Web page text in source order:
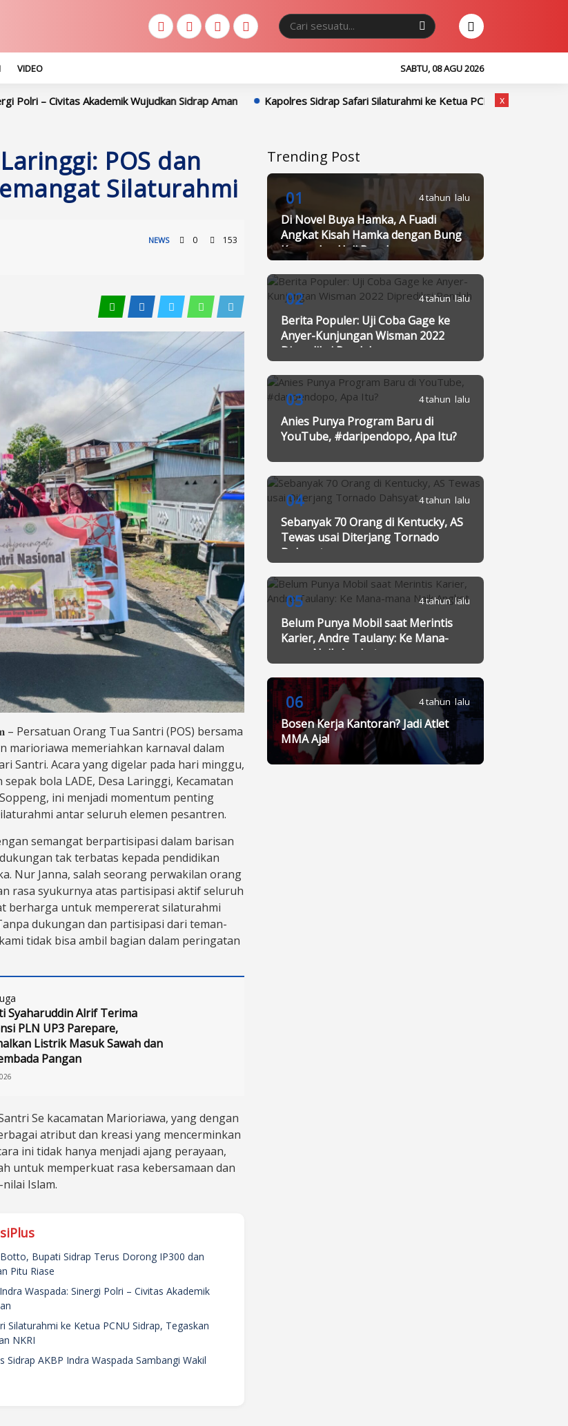
VIDEO SABTU, 08 AGU 2026
Akademik Wujudkan Sidrap Aman Kapolres Sidrap Safari Silaturahmi ke Ketua PCNU Sidrap, Tegaskan Sinergi
POS dan
Silaturahmi
NEWS 0 153
– Persatuan Orang Tua Santri (POS) bersama
marioriawa memeriahkan karnaval dalam
Santri. Acara yang digelar pada hari minggu,
bola LADE, Desa Laringgi, Kecamatan
ini menjadi momentum penting
antar seluruh elemen pesantren.
semangat berpartisipasi dalam barisan
tak terbatas kepada pendidikan
Nur Janna, salah seorang perwakilan orang
rasa syukurnya atas partisipasi aktif seluruh
berharga untuk mempererat silaturahmi
dukungan dan partisipasi dari teman-
tidak bisa ambil bagian dalam peringatan
Syaharuddin Alrif Terima
PLN UP3 Parepare,
Listrik Masuk Sawah dan
Pangan
Se kacamatan Marioriawa, yang dengan
atribut dan kreasi yang mencerminkan
ini tidak hanya menjadi ajang perayaan,
untuk memperkuat rasa kebersamaan dan
Islam.
Bupati Sidrap Terus Dorong IP300 dan
Pitu Riase
Waspada: Sinergi Polri – Civitas Akademik
Silaturahmi ke Ketua PCNU Sidrap, Tegaskan
NKRI
Sidrap AKBP Indra Waspada Sambangi Wakil
Trending Post
01 4 tahun lalu
Di Novel Buya Hamka, A Fuadi
Angkat Kisah Hamka dengan Bung
Karno dan Haji Rasul
02 4 tahun lalu
Berita Populer: Uji Coba Gage ke
Anyer-Kunjungan Wisman 2022
Diprediksi Rendah
03 4 tahun lalu
Anies Punya Program Baru di
YouTube, #daripendopo, Apa Itu?
04 4 tahun lalu
Sebanyak 70 Orang di Kentucky, AS
Tewas usai Diterjang Tornado
Dahsyat
05 4 tahun lalu
Belum Punya Mobil saat Merintis
Karier, Andre Taulany: Ke Mana-
mana Naik Angkot
06 4 tahun lalu
Bosen Kerja Kantoran? Jadi Atlet
MMA Aja!
x